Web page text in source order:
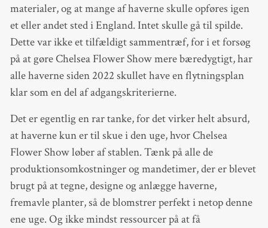
materialer, og at mange af haverne skulle opføres igen
et eller andet sted i England. Intet skulle gå til spilde.
Dette var ikke et tilfældigt sammentræf, for i et forsøg
på at gøre Chelsea Flower Show mere bæredygtigt, har
alle haverne siden 2022 skullet have en flytningsplan
klar som en del af adgangskriterierne.
Det er egentlig en rar tanke, for det virker helt absurd,
at haverne kun er til skue i den uge, hvor Chelsea
Flower Show løber af stablen. Tænk på alle de
produktionsomkostninger og mandetimer, der er blevet
brugt på at tegne, designe og anlægge haverne,
fremavle planter, så de blomstrer perfekt i netop denne
ene uge. Og ikke mindst ressourcer på at få